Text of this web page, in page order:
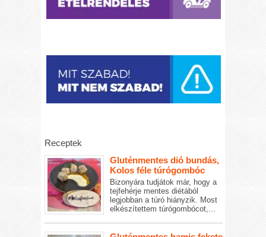
Receptek
Gluténmentes dió bundás,
Kolos féle túrógombóc
Bizonyára tudjátok már, hogy a
tejfehérje mentes diétából
legjobban a túró hiányzik. Most
elkészítettem túrógombócot,...